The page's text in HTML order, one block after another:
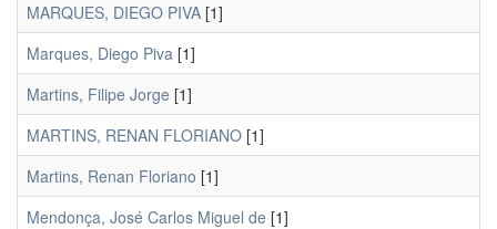
MARQUES, DIEGO PIVA [1]
Marques, Diego Piva [1]
Martins, Filipe Jorge [1]
MARTINS, RENAN FLORIANO [1]
Martins, Renan Floriano [1]
Mendonça, José Carlos Miguel de [1]